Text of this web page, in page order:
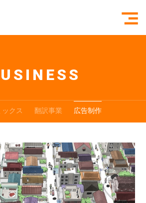
YLAB紹介
組織
ックス 翻訳事業 広告制作